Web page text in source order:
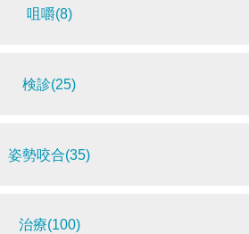
咀嚼(8)
検診(25)
姿勢咬合(35)
治療(100)